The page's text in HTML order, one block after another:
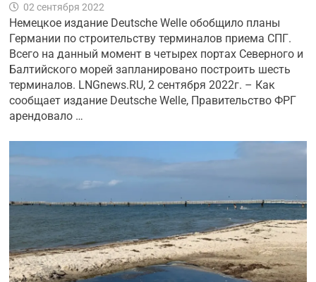
02 сентября 2022
Немецкое издание Deutsche Welle обобщило планы
Германии по строительству терминалов приема СПГ.
Всего на данный момент в четырех портах Северного и
Балтийского морей запланировано построить шесть
терминалов. LNGnews.RU, 2 сентября 2022г. – Как
сообщает издание Deutsche Welle, Правительство ФРГ
арендовало …